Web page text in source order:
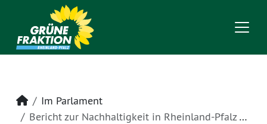
Startseite
Im Parlament
Bericht zur Nachhaltigkeit in Rheinland-Pfalz – Teilbereich Umwelt